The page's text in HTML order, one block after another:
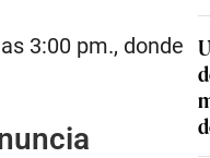
3:00 pm., donde